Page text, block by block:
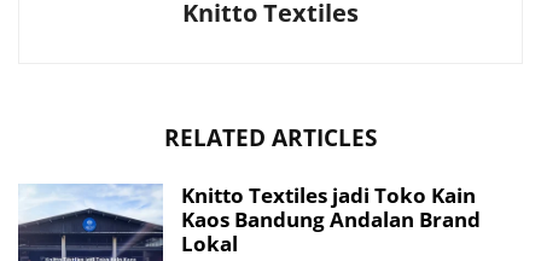
Knitto Textiles
RELATED ARTICLES
Knitto Textiles jadi Toko Kain
Kaos Bandung Andalan Brand
Lokal